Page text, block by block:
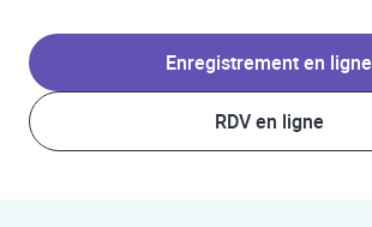
Enregistrement en ligne
RDV en ligne